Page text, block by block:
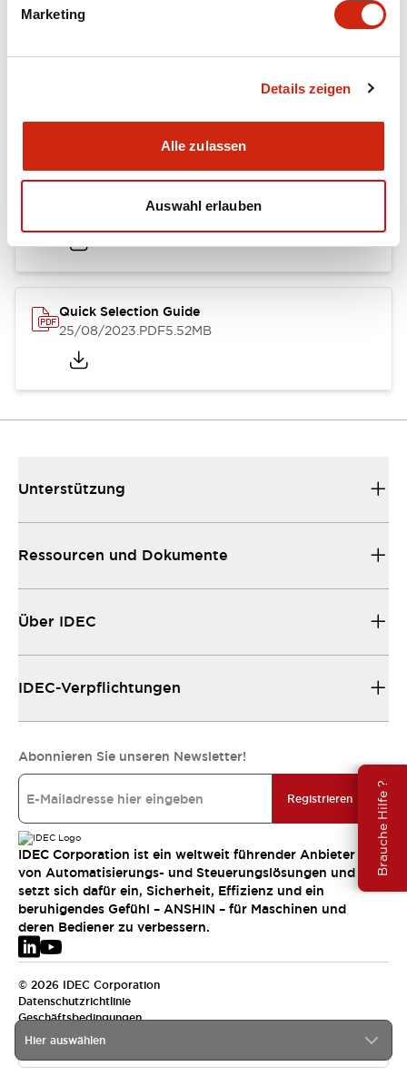
Marketing
Details zeigen
Alle zulassen
Auswahl erlauben
Brauche Hilfe ?
.PDF359.51KB
Quick Selection Guide
25/08/2023.PDF5.52MB
Hier auswählen
Unterstützung
Ressourcen und Dokumente
Über IDEC
IDEC-Verpflichtungen
Abonnieren Sie unseren Newsletter!
Registrieren
IDEC Corporation ist ein weltweit führender Anbieter
von Automatisierungs- und Steuerungslösungen und
setzt sich dafür ein, Sicherheit, Effizienz und ein
beruhigendes Gefühl – ANSHIN – für Maschinen und
deren Bediener zu verbessern.
© 2026 IDEC Corporation
Datenschutzrichtlinie
Geschäftsbedingungen
EMEA